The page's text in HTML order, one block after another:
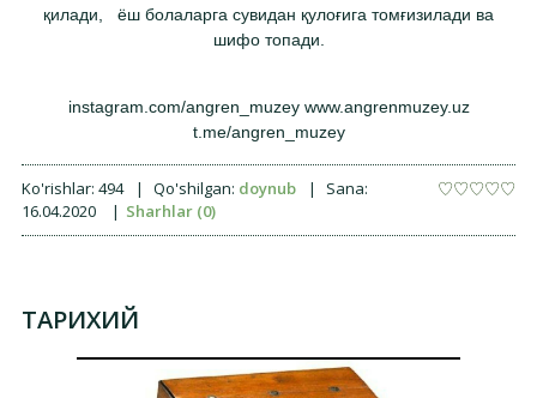
қилади, ёш болаларга сувидан қулоғига томғизилади ва
шифо топади.
instagram.com/angren_muzey www.angrenmuzey.uz
t.me/angren_muzey
Ko'rishlar: 494 | Qo'shilgan: doynub |
Sana:
16.04.2020
| Sharhlar (0)
ТАРИХИЙ